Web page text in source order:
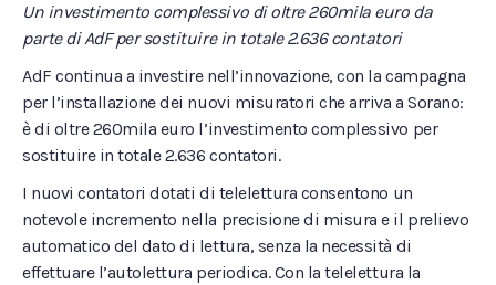
Un investimento complessivo di oltre 260mila euro da
parte di AdF per sostituire in totale 2.636 contatori
AdF continua a investire nell’innovazione, con la campagna
per l’installazione dei nuovi misuratori che arriva a Sorano:
è di oltre 260mila euro l’investimento complessivo per
sostituire in totale 2.636 contatori.
I nuovi contatori dotati di telelettura consentono un
notevole incremento nella precisione di misura e il prelievo
automatico del dato di lettura, senza la necessità di
effettuare l’autolettura periodica. Con la telelettura la